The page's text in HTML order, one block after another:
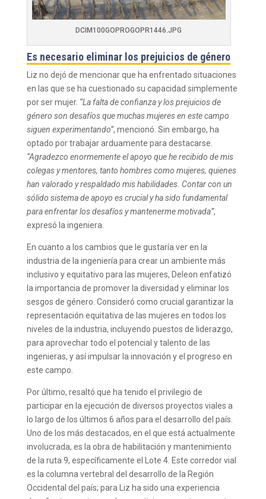
DCIM100GOPROGOPR1446.JPG
Es necesario eliminar los prejuicios de género
Liz no dejó de mencionar que ha enfrentado situaciones
en las que se ha cuestionado su capacidad simplemente
por ser mujer. “La falta de confianza y los prejuicios de
género son desafíos que muchas mujeres en este campo
siguen experimentando”, mencionó. Sin embargo, ha
optado por trabajar arduamente para destacarse.
“Agradezco enormemente el apoyo que he recibido de mis
colegas y mentores, tanto hombres como mujeres, quienes
han valorado y respaldado mis habilidades. Contar con un
sólido sistema de apoyo es crucial y ha sido fundamental
para enfrentar los desafíos y mantenerme motivada”,
expresó la ingeniera.
En cuanto a los cambios que le gustaría ver en la
industria de la ingeniería para crear un ambiente más
inclusivo y equitativo para las mujeres, Deleon enfatizó
la importancia de promover la diversidad y eliminar los
sesgos de género. Consideró como crucial garantizar la
representación equitativa de las mujeres en todos los
niveles de la industria, incluyendo puestos de liderazgo,
para aprovechar todo el potencial y talento de las
ingenieras, y así impulsar la innovación y el progreso en
este campo.
Por último, resaltó que ha tenido el privilegio de
participar en la ejecución de diversos proyectos viales a
lo largo de los últimos 6 años para el desarrollo del país.
Uno de los más destacados, en el que está actualmente
involucrada, es la obra de habilitación y mantenimiento
de la ruta 9, específicamente el Lote 4. Este corredor vial
es la columna vertebral del desarrollo de la Región
Occidental del país; para Liz ha sido una experiencia